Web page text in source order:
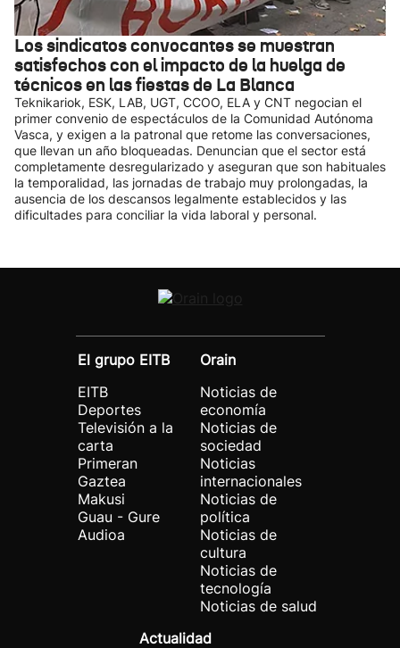
Los sindicatos convocantes se muestran
satisfechos con el impacto de la huelga de
técnicos en las fiestas de La Blanca
Teknikariok, ESK, LAB, UGT, CCOO, ELA y CNT negocian el
primer convenio de espectáculos de la Comunidad Autónoma
Vasca, y exigen a la patronal que retome las conversaciones,
que llevan un año bloqueadas. Denuncian que el sector está
completamente desregularizado y aseguran que son habituales
la temporalidad, las jornadas de trabajo muy prolongadas, la
ausencia de los descansos legalmente establecidos y las
dificultades para conciliar la vida laboral y personal.
El grupo EITB
EITB
Deportes
Televisión a la
carta
Primeran
Gaztea
Makusi
Guau - Gure
Audioa
Orain
Noticias de
economía
Noticias de
sociedad
Noticias
internacionales
Noticias de
política
Noticias de
cultura
Noticias de
tecnología
Noticias de salud
Actualidad